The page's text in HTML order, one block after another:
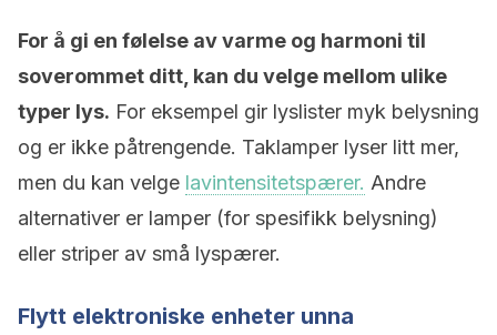
For å gi en følelse av varme og harmoni til
soverommet ditt, kan du velge mellom ulike
typer lys. For eksempel gir lyslister myk belysning
og er ikke påtrengende. Taklamper lyser litt mer,
men du kan velge lavintensitetspærer. Andre
alternativer er lamper (for spesifikk belysning)
eller striper av små lyspærer.
Flytt elektroniske enheter unna